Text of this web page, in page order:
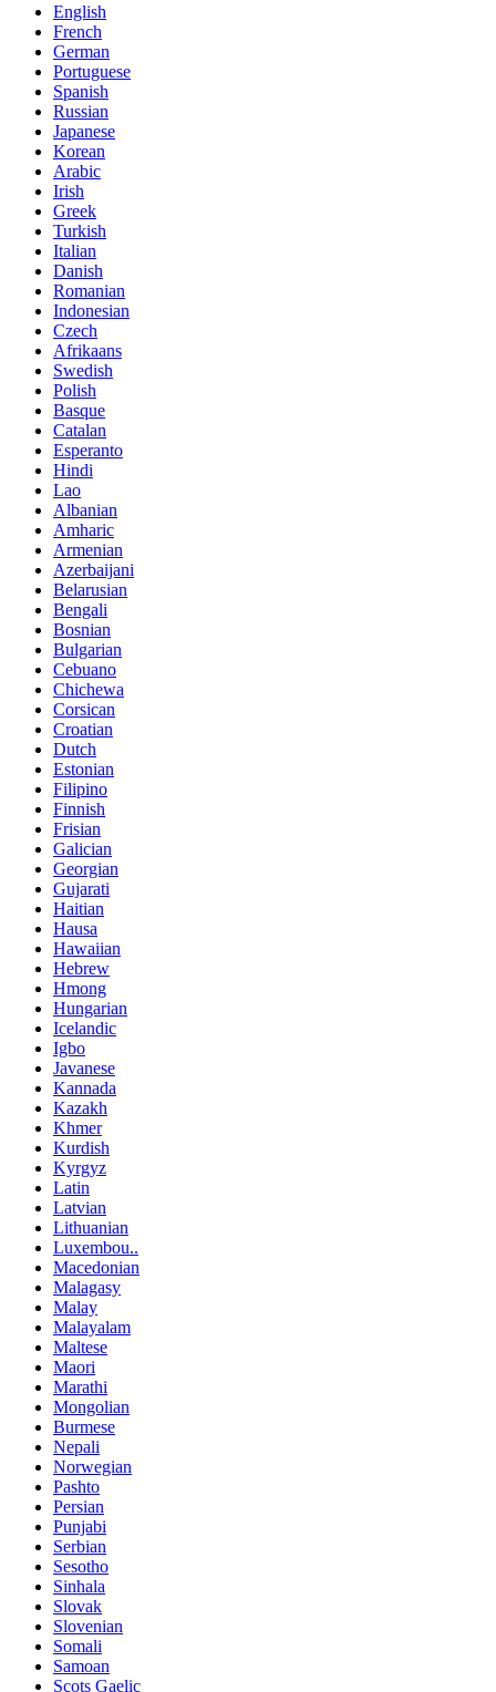
English
French
German
Portuguese
Spanish
Russian
Japanese
Korean
Arabic
Irish
Greek
Turkish
Italian
Danish
Romanian
Indonesian
Czech
Afrikaans
Swedish
Polish
Basque
Catalan
Esperanto
Hindi
Lao
Albanian
Amharic
Armenian
Azerbaijani
Belarusian
Bengali
Bosnian
Bulgarian
Cebuano
Chichewa
Corsican
Croatian
Dutch
Estonian
Filipino
Finnish
Frisian
Galician
Georgian
Gujarati
Haitian
Hausa
Hawaiian
Hebrew
Hmong
Hungarian
Icelandic
Igbo
Javanese
Kannada
Kazakh
Khmer
Kurdish
Kyrgyz
Latin
Latvian
Lithuanian
Luxembou..
Macedonian
Malagasy
Malay
Malayalam
Maltese
Maori
Marathi
Mongolian
Burmese
Nepali
Norwegian
Pashto
Persian
Punjabi
Serbian
Sesotho
Sinhala
Slovak
Slovenian
Somali
Samoan
Scots Gaelic